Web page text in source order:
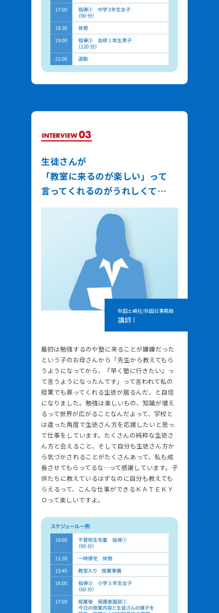
生徒さんが
「教室に来るのが楽しい」って
言ってくれるのがうれしくて…
秋田土崎校/秋田北事務局
講師 I
最初は勉強するのや塾に来ることが嫌嫌だった
という子のお母さんから「先生から教えてもら
うようになってから、『早く塾に行きたい』っ
て言うようになったんです」って言われて私の
授業でも慕ってくれる生徒が居るんだ、と自信
になりました。勉強は楽しいもの、知識が増え
るって世界が広がることなんだよって、学校と
は違った角度で生徒さん方を応援したいと思っ
て仕事をしています。たくさんの純粋な生徒さ
ん方と会えること、そして自分も生徒さん方か
ら気づかされることがたくさんあって、私も成
長させてもらってるな…って感謝しています。子
供たちに教えているはずなのに自分も教えても
らえるって、こんな仕事ができるＫＡＴＥＫＹ
Ｏって楽しいですよ。